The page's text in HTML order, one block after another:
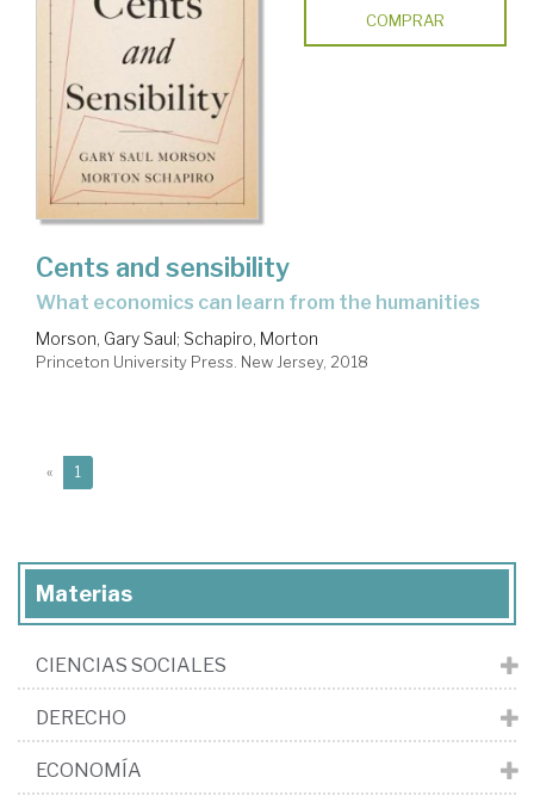
COMPRAR
Cents and sensibility
what economics can learn from the humanities
Morson, Gary Saul; Schapiro, Morton
Princeton University Press. New Jersey, 2018
« 1
Materias
CIENCIAS SOCIALES
DERECHO
ECONOMÍA